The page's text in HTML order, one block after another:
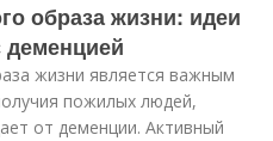
образа жизни: идеи
жизни является важным
пожилых людей,
от деменции. Активный